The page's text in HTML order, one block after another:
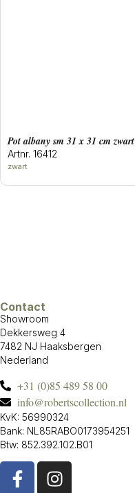
Pot albany sm 31 x 31 cm zwart
Artnr. 16412
zwart
Contact
Showroom
Dekkersweg 4
7482 NJ Haaksbergen
Nederland
+31 (0)85 489 58 00
info@robertscollection.nl
KvK: 56990324
Bank: NL85RABO0173954251
Btw: 852.392.102.B01